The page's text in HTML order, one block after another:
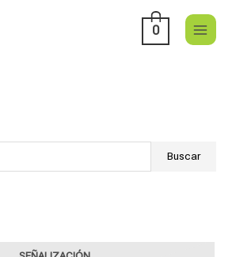
0
Buscar